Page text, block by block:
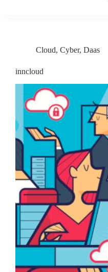
Cloud, Cyber, Daas
inncloud